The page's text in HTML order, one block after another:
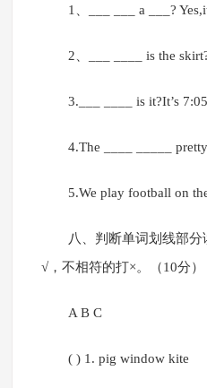
1、___ ___ a ___?
2、___ ____ is the
3.___ ____ is it?It’s
4.The ____ _____
5.We play football on
八、判断单词划线部
√，不相符的打×。（10分）
A B C
( ) 1. pig window kite